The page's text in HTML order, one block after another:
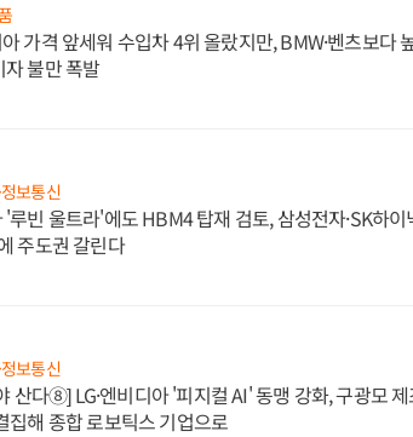
가격 앞세워 수입차 4위 올랐지만, BMW·벤츠보다
자 불만 폭발
보통신
'루빈 울트라'에도 HBM4 탑재 검토, 삼성전자·SK하
주도권 갈린다
보통신
산다⑧] LG·엔비디아 '피지컬 AI' 동맹 강화, 구광모 제
집해 종합 로보틱스 기업으로